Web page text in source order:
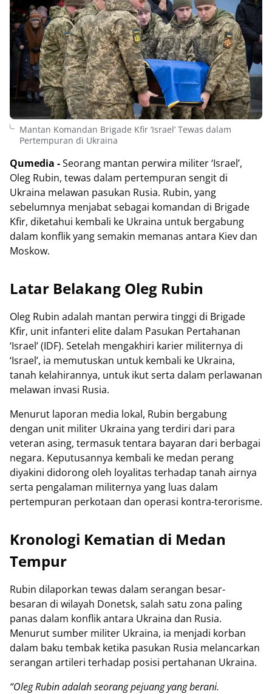
Mantan Komandan Brigade Kfir ‘Israel’ Tewas dalam
Pertempuran di Ukraina
Qumedia -Seorang mantan perwira militer ‘Israel’,
Oleg Rubin, tewas dalam pertempuran sengit di
Ukraina melawan pasukan Rusia. Rubin, yang
sebelumnya menjabat sebagai komandan di Brigade
Kfir, diketahui kembali ke Ukraina untuk bergabung
dalam konflik yang semakin memanas antara Kiev dan
Moskow.
Latar Belakang Oleg Rubin
Oleg Rubin adalah mantan perwira tinggi di Brigade
Kfir, unit infanteri elite dalam Pasukan Pertahanan
‘Israel’ (IDF). Setelah mengakhiri karier militernya di
‘Israel’, ia memutuskan untuk kembali ke Ukraina,
tanah kelahirannya, untuk ikut serta dalam perlawanan
melawan invasi Rusia.
Menurut laporan media lokal, Rubin bergabung
dengan unit militer Ukraina yang terdiri dari para
veteran asing, termasuk tentara bayaran dari berbagai
negara. Keputusannya kembali ke medan perang
diyakini didorong oleh loyalitas terhadap tanah airnya
serta pengalaman militernya yang luas dalam
pertempuran perkotaan dan operasi kontra-terorisme.
Kronologi Kematian di Medan
Tempur
Rubin dilaporkan tewas dalam serangan besar-
besaran di wilayah Donetsk, salah satu zona paling
panas dalam konflik antara Ukraina dan Rusia.
Menurut sumber militer Ukraina, ia menjadi korban
dalam baku tembak ketika pasukan Rusia melancarkan
serangan artileri terhadap posisi pertahanan Ukraina.
“Oleg Rubin adalah seorang pejuang yang berani.